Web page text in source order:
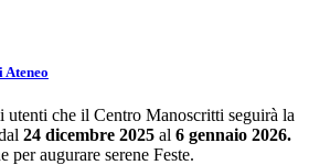
utenti che il Centro Manoscritti seguirà la
24 dicembre 2025 al 6 gennaio 2026.
per augurare serene Feste.